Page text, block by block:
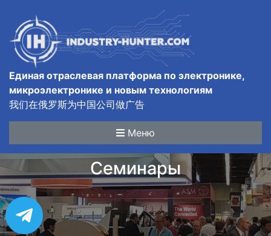
Единая отраслевая платформа по электронике,
микроэлектронике и новым технологиям
我们在俄罗斯为中国公司做广告
Меню
Семинары